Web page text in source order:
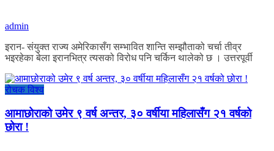
admin
इरान- संयुक्त राज्य अमेरिकासँग सम्भावित शान्ति सम्झौताको चर्चा तीव्र
भइरहेका बेला इरानभित्र त्यसको विरोध पनि चर्किन थालेको छ । उत्तरपूर्वी
रोचक विश्व
आमाछोराको उमेर ९ वर्ष अन्तर, ३० वर्षीया महिलासँग २१ वर्षको
छोरा !